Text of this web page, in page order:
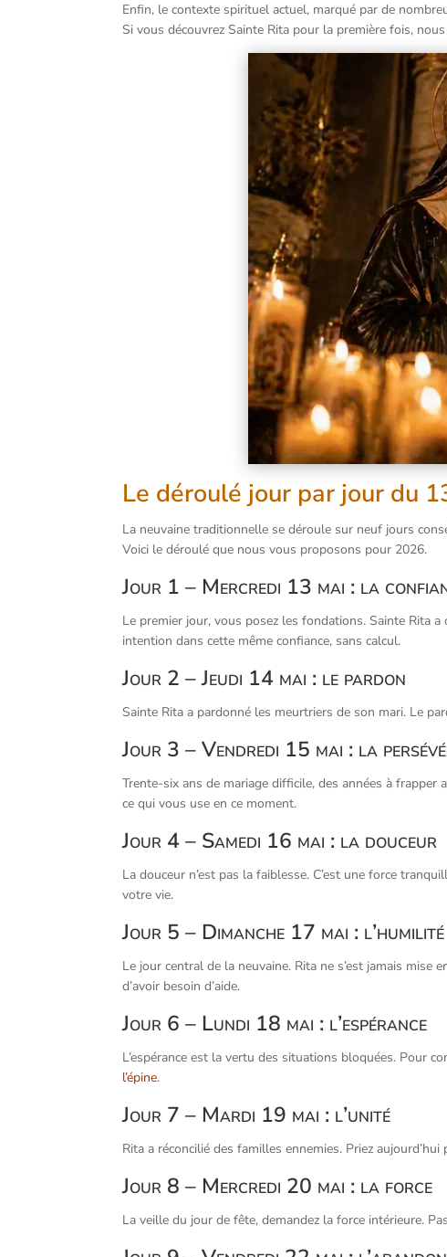
Enfin, le contexte spirituel actuel, marqué par de
Si vous découvrez Sainte Rita pour la première fois,
Le déroulé jour par jour du
La neuvaine traditionnelle se déroule sur neuf jours
Voici le déroulé que nous vous proposons pour 2026.
Jour 1 – Mercredi 13 mai : la
Le premier jour, vous posez les fondations. Sainte Rita
intention dans cette même confiance, sans calcul.
Jour 2 – Jeudi 14 mai : le pardon
Sainte Rita a pardonné les meurtriers de son mari. Le
Jour 3 – Vendredi 15 mai : la
Trente-six ans de mariage difficile, des années à frapper
ce qui vous use en ce moment.
Jour 4 – Samedi 16 mai : la douceur
La douceur n’est pas la faiblesse. C’est une force
votre vie.
Jour 5 – Dimanche 17 mai : l’humilité
Le jour central de la neuvaine. Rita ne s’est jamais mise
d’avoir besoin d’aide.
Jour 6 – Lundi 18 mai : l’espérance
L’espérance est la vertu des situations bloquées. Pour
l’épine.
Jour 7 – Mardi 19 mai : l’unité
Rita a réconcilié des familles ennemies. Priez
Jour 8 – Mercredi 20 mai : la force
La veille du jour de fête, demandez la force intérieure.